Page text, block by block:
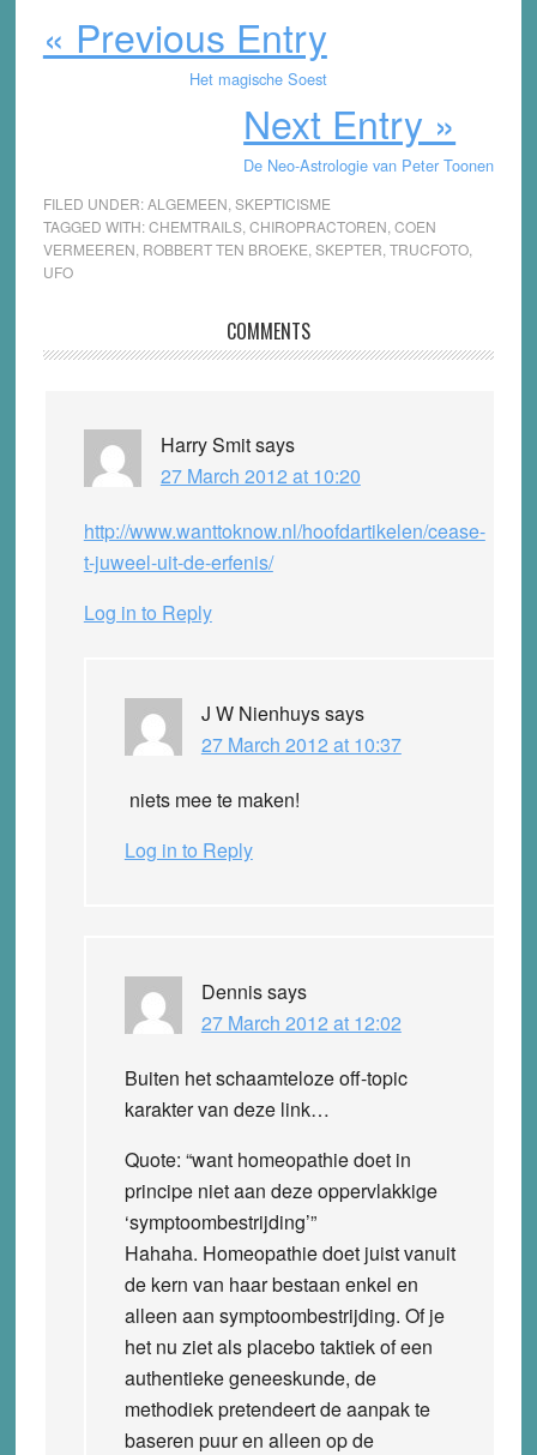
« Previous Entry
Het magische Soest
Next Entry »
De Neo-Astrologie van Peter Toonen
FILED UNDER:ALGEMEEN SKEPTICISME
TAGGED WITH:CHEMTRAILS, CHIROPRACTOREN COEN
VERMEEREN ROBBERT TEN BROEKE SKEPTER TRUCFOTO,
UFO
Interactions
COMMENTS
Harry Smitsays
27 March 2012 at 10:20
http://www.wanttoknow.nl/hoofdartikelen/cease-
t-juweel-uit-de-erfenis/
Log in to Reply
J W Nienhuyssays
27 March 2012 at 10:37
niets mee te maken!
Log in to Reply
Dennissays
27 March 2012 at 12:02
Buiten het schaamteloze off-topic
karakter van deze link…
Quote: “want homeopathie doet in
principe niet aan deze oppervlakkige
‘symptoombestrijding’”
Hahaha. Homeopathie doet juist vanuit
de kern van haar bestaan enkel en
alleen aan symptoombestrijding. Of je
het nu ziet als placebo taktiek of een
authentieke geneeskunde, de
methodiek pretendeert de aanpak te
baseren puur en alleen op de